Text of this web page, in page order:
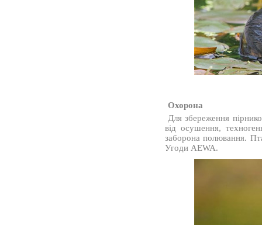
Охорона
Для збереження
від осушення,
заборона полювання.
Угоди AEWA.